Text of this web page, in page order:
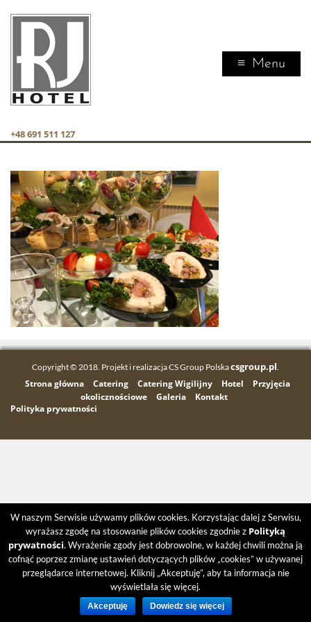
+48 691 511 127
Menu
Copyright © 2018. Projekt i realizacja CS Group Polskacsgroup.pl.
Strona główna Catering Catering Wigilijny Hotel
Przyjęcia
okolicznościowe
Galeria
Kontakt
Polityka prywatności
W naszym Serwisie używamy plików cookies. Korzystając dalej z Serwisu,
wyrażasz zgodę na stosowanie plików cookies zgodnie z Polityką
prywatności. Wyrażenie zgody jest dobrowolne, w każdej chwili można ją
cofnąć poprzez zmianę ustawień dotyczących plików „cookies” w używanej
przeglądarce internetowej. Kliknij „Akceptuję”, aby ta informacja nie
wyświetlała się więcej.
Akceptuję Dowiedz się więcej